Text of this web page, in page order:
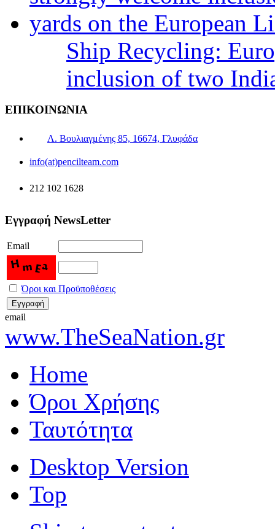
Ship Recycling:
inclusion of two
ΕΠΙΚΟΙΝΩΝΙΑ
Λ. Βουλιαγμένης 85, 16674, Γλυφάδα
info(at)pencilteam.com
212 102 1628
Εγγραφή NewsLetter
Email
Όροι και Προϋποθέσεις
email
www.TheSeaNation.gr
Home
Όροι Χρήσης
Ταυτότητα
Desktop Version
Top